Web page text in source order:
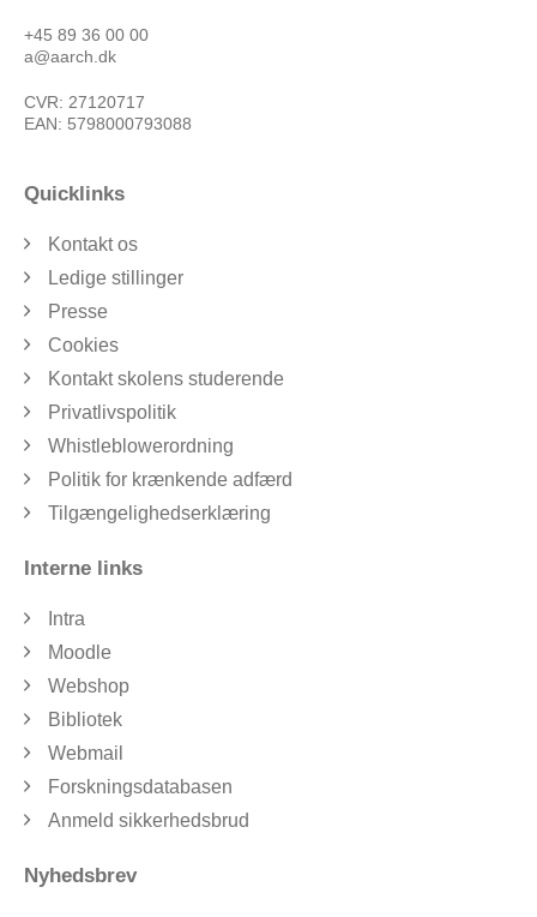
+45 89 36 00 00
a@aarch.dk
CVR: 27120717
EAN: 5798000793088
Quicklinks
Kontakt os
Ledige stillinger
Presse
Cookies
Kontakt skolens studerende
Privatlivspolitik
Whistleblowerordning
Politik for krænkende adfærd
Tilgængelighedserklæring
Interne links
Intra
Moodle
Webshop
Bibliotek
Webmail
Forskningsdatabasen
Anmeld sikkerhedsbrud
Nyhedsbrev